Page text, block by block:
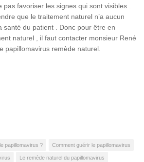
pas favoriser les signes qui sont visibles .
que le traitement naturel n’a aucun
santé du patient . Donc pour être en
naturel , il faut contacter monsieur René
papillomavirus remède naturel.
papillomavirus ? Comment guérir le papillomavirus
Le remède naturel du papillomavirus